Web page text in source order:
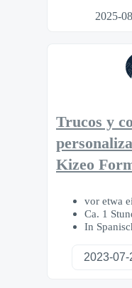
2025-
Trucos y
Kizeo
vor etwa
Ca. 1
In